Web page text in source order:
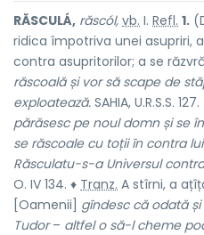
RĂSCULÁ, răscól, vb. I. Refl. 1.
ridica împotriva unei asupriri,
contra asupritorilor; a se
răscoală și vor să scape de
exploatează. SAHIA, U.R.S.S. 127.
părăsesc pe noul domn și se
se răscoale cu toții în contra
Răsculatu-s-a Universul
O. IV 134. ♦ Tranz. A stîrni, a
[Oamenii] gîndesc că odată
Tudor– altfel o să-l cheme